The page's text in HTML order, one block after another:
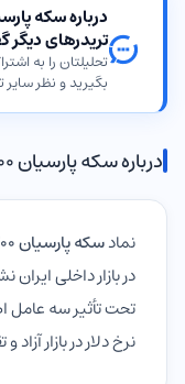
تریدرهای دیگر
تحلیلتان را به
بگیرید و نظر سایر
درباره سکه پارسیان ۲۰۰ سوت
نمادسکه پارسیان ۲۰۰ سوت
در بازار داخلی
تحت تأثیر سه عامل
نرخ دلار در بازار آزاد